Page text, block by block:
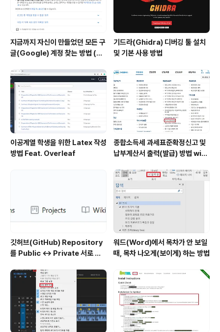
지금까지 자신이 만들었던 모든 구
글(Google) 계정 찾는 방법 (핸
기드라(Ghidra) 디버깅 툴 설치
및 기본 사용 방법
이공계열 학생을 위한 Latex 작성
방법 Feat. Overleaf
종합소득세 과세표준확정신고 및
납부계산서 출력(발급) 방법 with
깃허브(GitHub) Repository
를 Public ↔ Private 서로 변
워드(Word)에서 목차가 안 보일
때, 목차 나오게(보이게) 하는 방법